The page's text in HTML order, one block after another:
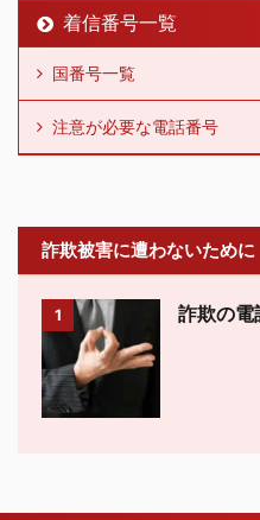
着信番号一覧
国番号一覧
注意が必要な電話番号
詐欺被害に遭わないために
1 詐欺の電